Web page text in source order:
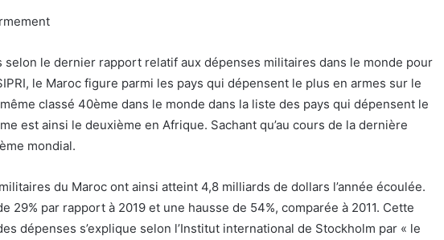
selon le dernier rapport relatif aux dépenses militaires dans le monde pour
le Maroc figure parmi les pays qui dépensent le plus en armes sur le
classé 40ème dans le monde dans la liste des pays qui dépensent le
est ainsi le deuxième en Afrique. Sachant qu’au cours de la dernière
mondial.
du Maroc ont ainsi atteint 4,8 milliards de dollars l’année écoulée.
29% par rapport à 2019 et une hausse de 54%, comparée à 2011. Cette
dépenses s’explique selon l’Institut international de Stockholm par « le